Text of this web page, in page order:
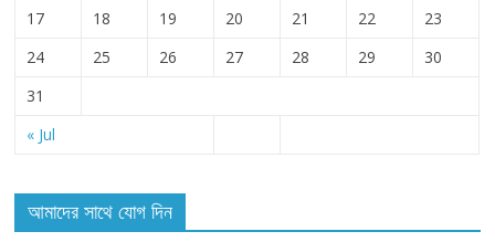
« Jul
17
18 19 20 21 22
23
24
25 26 27 28 29
30
31
আমাদের সাথে যোগ দিন